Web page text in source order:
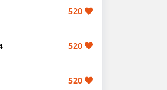
520
520
520